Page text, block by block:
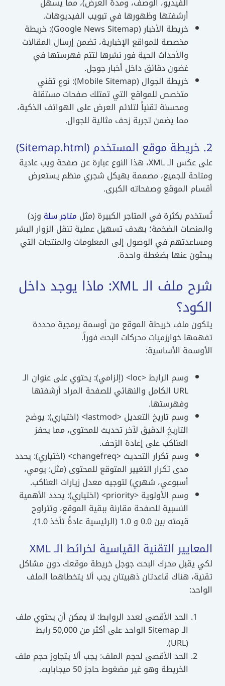
أرشفتها وظهورها في تبويب الفيديوهات.
خريطة الأخبار (Google News Sitemap): خريطة
مخصصة للمواقع الإخبارية، تضمن إرسال المقالات
والأحداث الحية فور نشرها لتتم فهرستها في
غضون دقائق داخل أخبار جوجل.
خريطة الجوال (Mobile Sitemap): نوع تقني
متخصص للمواقع التي تمتلك صفحات مستقلة
ومحسنة تقنياً لتلائم العرض على الهواتف الذكية،
مما يضمن تجربة زحف مثالية للجوال.
2. خريطة موقع المستخدم (Sitemap.html)
على عكس الـ XML، هذا النوع عبارة عن صفحة ويب عادية
ومتاحة للجميع، مصممة بهيكل شجري منظم يستعرض
أقسام الموقع وصفحاته الكبرى.
تُستخدم بكثرة في المتاجر الكبيرة (مثل متاجر سلة وزد)
والمنصات الضخمة؛ بهدف تسهيل عملية تنقل الزوار البشر
ومساعدتهم في الوصول إلى المعلومات والمنتجات التي
يبحثون عنها بضغطة واحدة.
شرح ملف الـ XML: ماذا يوجد داخل
الكود؟
يتكون ملف خريطة الموقع من أوسمة برمجية محددة
تفهمها خوارزميات محركات البحث فوراً.
الأوسمة الأساسية:
وسم الرابط <loc> (إلزامي): يحتوي على عنوان الـ
URL الكامل والنهائي للصفحة المراد أرشفتها
وفهرستها.
وسم تاريخ التعديل <lastmod> (اختياري): يوضح
التاريخ الدقيق لآخر تحديث للمحتوى، مما يحفز
العناكب على إعادة الزحف.
وسم تكرار التحديث <changefreq> (اختياري): يحدد
مدى تكرار التغيير المتوقع للمحتوى (مثل: يومي،
أسبوعي، شهري) لتوجيه معدل زيارات العناكب.
وسم الأولوية <priority> (اختياري): يحدد الأهمية
النسبية للصفحة مقارنة ببقية الموقع، وتتراوح
قيمته بين 0.0 و 1.0 (الرئيسية عادةً تأخذ 1.0).
المعايير التقنية القياسية لخرائط الـ XML
لكي يقبل محرك البحث جوجل خريطة موقعك دون مشاكل
تقنية، هناك قاعدتان ذهبيتان يجب ألا يتخطاهما الملف
الواحد:
الحد الأقصى لعدد الروابط: لا يمكن أن يحتوي ملف
الـ Sitemap الواحد على أكثر من 50,000 رابط
(URL).
الحد الأقصى لحجم الملف: يجب ألا يتجاوز حجم ملف
الخريطة وهو غير مضغوط حاجز 50 ميجابايت.